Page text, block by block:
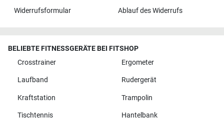
Widerrufsformular Ablauf des Widerrufs
BELIEBTE FITNESSGERÄTE BEI FITSHOP
Crosstrainer
Ergometer
Laufband Rudergerät
Kraftstation Trampolin
Tischtennis Hantelbank